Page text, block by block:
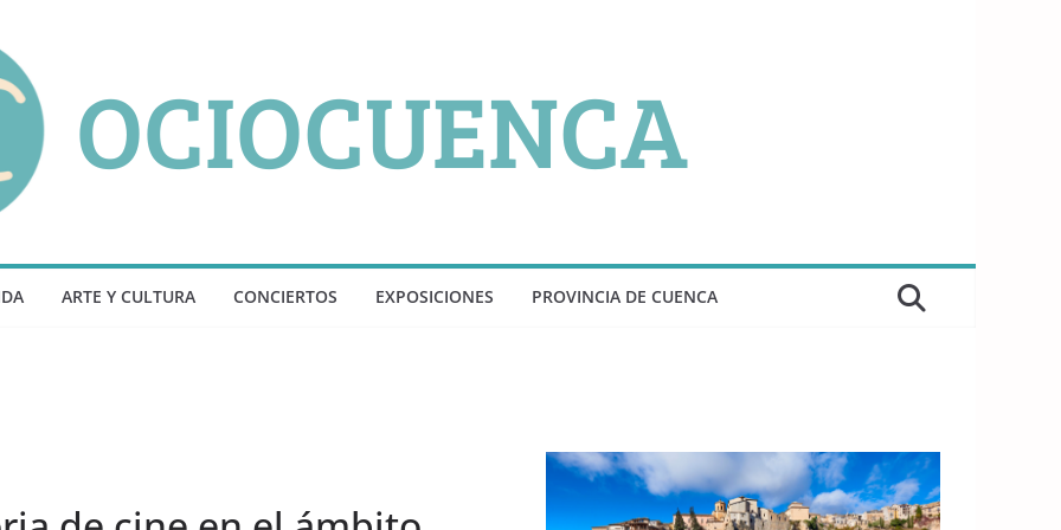
ARTE Y CULTURA CONCIERTOS EXPOSICIONES PROVINCIA DE CUENCA